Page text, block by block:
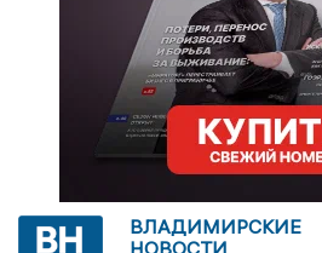
ВЛАДИМИРСКИЕ
НОВОСТИ